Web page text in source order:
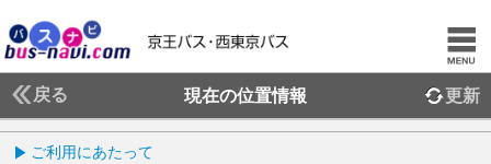
戻る 現在の位置情報 更新
ご利用にあたって